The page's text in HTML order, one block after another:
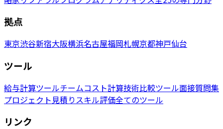
拠点
東京渋谷新宿大阪横浜名古屋福岡札幌京都神戸仙台
ツール
給与計算ツールチームコスト計算技術比較ツール面接質問集
プロジェクト見積り スキル評価全てのツール
リンク